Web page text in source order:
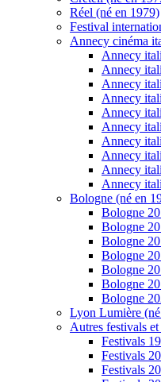
Réel (né en 1979)
Festival
Annecy cinéma
Annecy
Annecy
Annecy
Annecy
Annecy
Annecy
Annecy
Annecy
Annecy
Annecy
Bologne (né en
Bologne
Bologne
Bologne
Bologne
Bologne
Bologne
Bologne
Lyon Lumière
Autres festivals
Festivals
Festivals
Festivals